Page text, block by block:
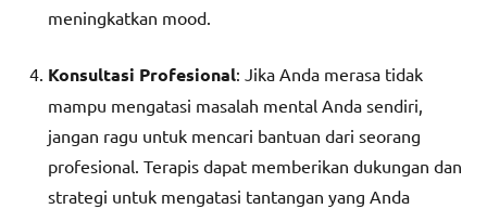
meningkatkan mood.
Konsultasi Profesional: Jika Anda merasa tidak
mampu mengatasi masalah mental Anda sendiri,
jangan ragu untuk mencari bantuan dari seorang
profesional. Terapis dapat memberikan dukungan dan
strategi untuk mengatasi tantangan yang Anda